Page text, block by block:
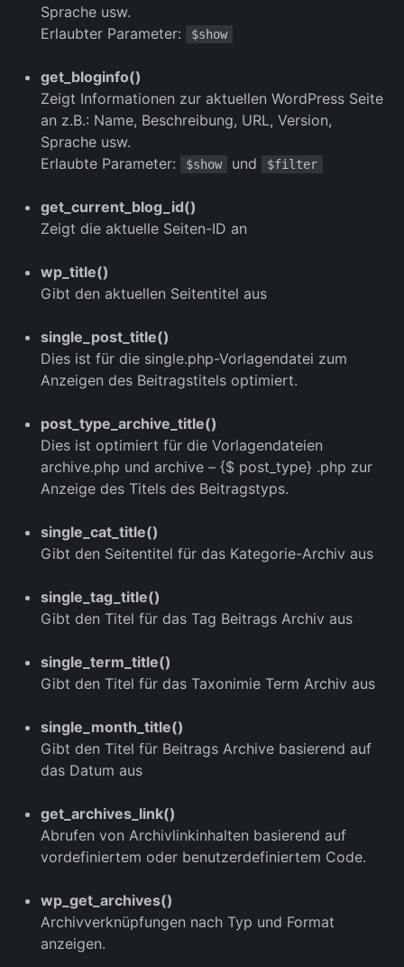
Sprache usw.
Erlaubter Parameter:
$show
get_bloginfo()
Zeigt Informationen zur aktuellen WordPress Seite
an z.B.: Name, Beschreibung, URL, Version,
Sprache usw.
Erlaubte Parameter:
$show und $filter
get_current_blog_id()
Zeigt die aktuelle Seiten-ID an
wp_title()
Gibt den aktuellen Seitentitel aus
single_post_title()
Dies ist für die single.php-Vorlagendatei zum
Anzeigen des Beitragstitels optimiert.
post_type_archive_title()
Dies ist optimiert für die Vorlagendateien
archive.php und archive – {$ post_type} .php zur
Anzeige des Titels des Beitragstyps.
single_cat_title()
Gibt den Seitentitel für das Kategorie-Archiv aus
single_tag_title()
Gibt den Titel für das Tag Beitrags Archiv aus
single_term_title()
Gibt den Titel für das Taxonimie Term Archiv aus
single_month_title()
Gibt den Titel für Beitrags Archive basierend auf
das Datum aus
get_archives_link()
Abrufen von Archivlinkinhalten basierend auf
vordefiniertem oder benutzerdefiniertem Code.
wp_get_archives()
Archivverknüpfungen nach Typ und Format
anzeigen.